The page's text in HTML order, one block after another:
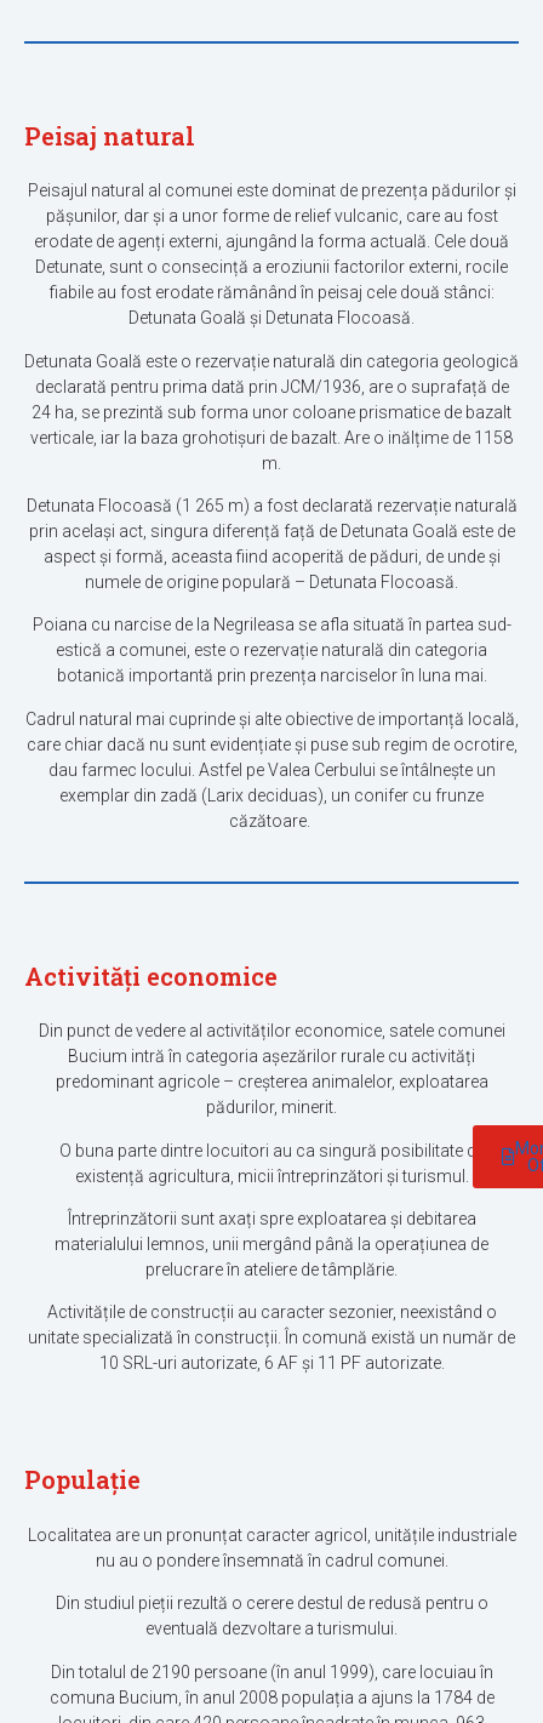
Peisaj natural
Peisajul natural al comunei este dominat de prezența pădurilor și
pășunilor, dar și a unor forme de relief vulcanic, care au fost
erodate de agenți externi, ajungând la forma actuală. Cele două
Detunate, sunt o consecință a eroziunii factorilor externi, rocile
fiabile au fost erodate rămânând în peisaj cele două stânci:
Detunata Goală și Detunata Flocoasă.
Detunata Goală este o rezervație naturală din categoria geologică
declarată pentru prima dată prin JCM/1936, are o suprafață de
24 ha, se prezintă sub forma unor coloane prismatice de bazalt
verticale, iar la baza grohotișuri de bazalt. Are o inălțime de 1158
m.
Detunata Flocoasă (1 265 m) a fost declarată rezervație naturală
prin același act, singura diferență față de Detunata Goală este de
aspect și formă, aceasta fiind acoperită de păduri, de unde și
numele de origine populară – Detunata Flocoasă.
Poiana cu narcise de la Negrileasa se afla situată în partea sud-
estică a comunei, este o rezervație naturală din categoria
botanică importantă prin prezența narciselor în luna mai.
Cadrul natural mai cuprinde și alte obiective de importanță locală,
care chiar dacă nu sunt evidențiate și puse sub regim de ocrotire,
dau farmec locului. Astfel pe Valea Cerbului se întâlnește un
exemplar din zadă (Larix deciduas), un conifer cu frunze
căzătoare.
Activități economice
Din punct de vedere al activităților economice, satele comunei
Bucium intră în categoria așezărilor rurale cu activități
predominant agricole – creșterea animalelor, exploatarea
pădurilor, minerit.
O buna parte dintre locuitori au ca singură posibilitate de
existență agricultura, micii întreprinzători și turismul.
Întreprinzătorii sunt axați spre exploatarea și debitarea
materialului lemnos, unii mergând până la operațiunea de
prelucrare în ateliere de tâmplărie.
Activitățile de construcții au caracter sezonier, neexistând o
unitate specializată în construcții. În comună există un număr de
10 SRL-uri autorizate, 6 AF și 11 PF autorizate.
Populație
Localitatea are un pronunțat caracter agricol, unitățile industriale
nu au o pondere însemnată în cadrul comunei.
Din studiul pieții rezultă o cerere destul de redusă pentru o
eventuală dezvoltare a turismului.
Din totalul de 2190 persoane (în anul 1999), care locuiau în
comuna Bucium, în anul 2008 populația a ajuns la 1784 de